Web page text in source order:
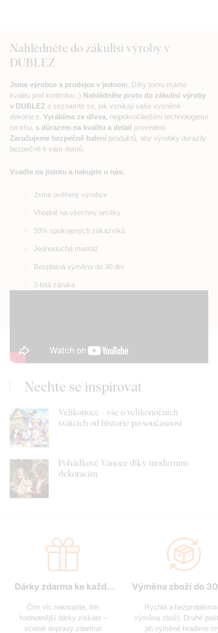
Nahlédněte do zákulisí výroby v
DUBLEZ
Jsme výrobce a prodejce v jednom. Díky tomu máme
kvalitu pod kontrolou :) Nahlédněte proto do zákulisí výroby
v DUBLEZ a seznamte se, jak vznikají vaše vysněné
dekorace. Vyrábíme ze dřeva, nejpokročilejšími technologiemi
na trhu, s důrazem na kvalitu a detail provedení.
Zaručujeme bezpečné balení produktů, aby výrobky dorazily
bezpečně k vám domů.
Vsadte na jistotu a nakupte u nás:
Jsme ověřený výrobce
Vhodné na všechny omítky
99% spokojených zákazníků
Jednoduchá montáž
Bezplatná výměna do 30 dní
3-letá záruka
Nechte se inspirovat
Velikonoce - vše o velikonočních
svátcích od historie po současnost
Pohádkové Vánoce díky moderním
dekoracím
Dárky zdarma ke každé
Čím víc nakoupíte, tím
hodnotnější dárky získáte –
včetně dopravy zdarma!
Výměna zboží do
Rychlá a
výměna zboží. Druhé
při výměně hradíme